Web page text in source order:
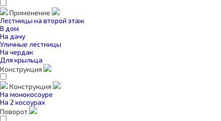
Применение
Лестницы на второй этаж
В дом
На дачу
Уличные лестницы
На чердак
Для крыльца
Конструкция
Конструкция
На монокосоуре
На 2 косоурах
Поворот